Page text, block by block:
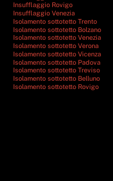
Insufflaggio Rovigo
Insufflaggio Venezia
Isolamento sottotetto Trento
Isolamento sottotetto Bolzano
Isolamento sottotetto Venezia
Isolamento sottotetto Verona
Isolamento sottotetto Vicenza
Isolamento sottotetto Padova
Isolamento sottotetto Treviso
Isolamento sottotetto Belluno
Isolamento sottotetto Rovigo